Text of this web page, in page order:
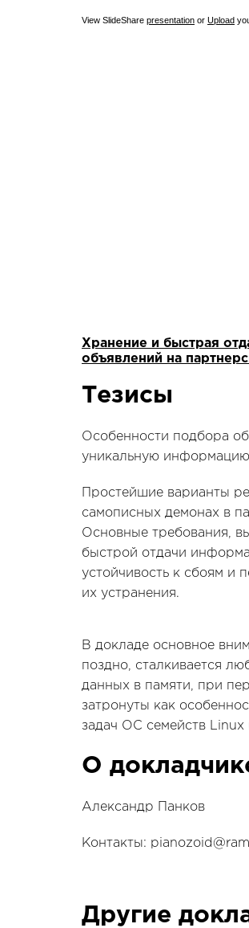
View SlideShare presentation or Upload
Хранение и быстрая
объявлений на
Тезисы
Особенности подбора
уникальную
Простейшие варианты
самописных демонах в
Основные требования,
быстрой отдачи
устойчивость к сбоям и
их устранения.
В докладе основное
поздно, сталкивается
данных в памяти, при
затронуты как
задач ОС семейств Linux
О
Александр Панков
Контакты:
Другие